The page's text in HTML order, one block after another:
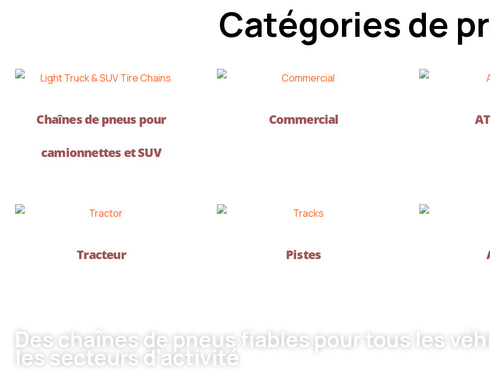
Catégories de
Chaînes de pneus pour
camionnettes et SUV
Commercial
Tracteur Pistes
Des chaînes de pneus fiables pour tous les
les secteurs d'activité